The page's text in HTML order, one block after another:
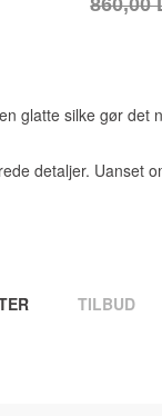
860,00
glatte silke gør
detaljer. Uanset
TILBUD